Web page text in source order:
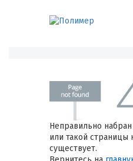
Неправильно набран
или такой страницы
существует.